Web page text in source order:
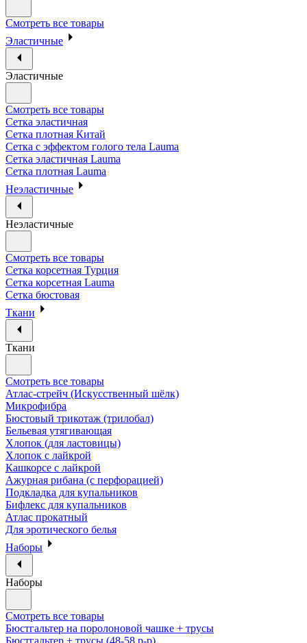
Смотреть все товары
Эластичные
Эластичные
Смотреть все товары
Сетка эластичная
Сетка плотная Китай
Сетка с эффектом голого тела Lauma
Сетка эластичная Lauma
Сетка плотная Lauma
Неэластичные
Неэластичные
Смотреть все товары
Сетка корсетная Турция
Сетка корсетная Lauma
Сетка бюстовая
Ткани
Ткани
Смотреть все товары
Атлас-стрейч (Искусственный шёлк)
Микрофибра
Бюстовый трикотаж (трилобал)
Бельевая утягивающая
Хлопок (для ластовицы)
Хлопок с лайкрой
Кашкорсе с лайкрой
Ажурная рибана (с перфорацией)
Подкладка для купальников
Бифлекс для купальников
Атлас прокатный
Для эротического белья
Наборы
Наборы
Смотреть все товары
Бюстгальтер на поролоновой чашке + трусы
Бюстгальтер + трусы (48-58 р-р)